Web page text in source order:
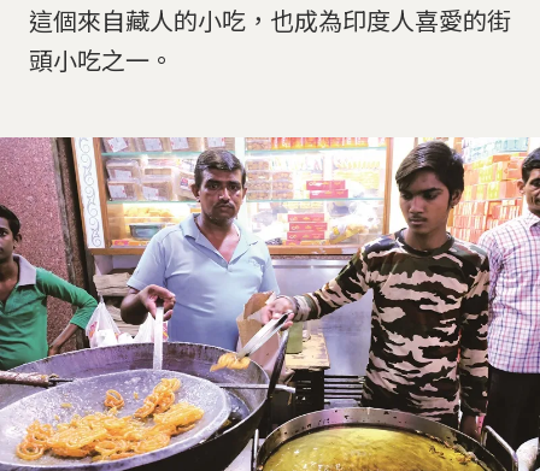
這個來自藏人的小吃，也成為印度人喜愛的街
頭小吃之一。